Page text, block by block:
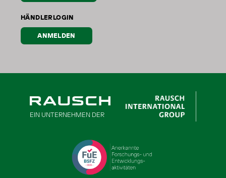
HÄNDLERLOGIN
ANMELDEN
EIN UNTERNEHMEN DER